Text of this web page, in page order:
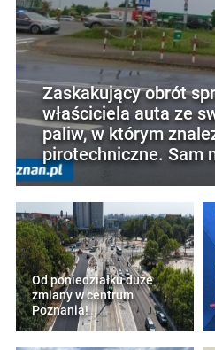
Zaskakujący obrót
właściciela auta ze
paliw, w którym
pirotechniczne. Sam
Od poniedziałku duże
zmiany w centrum
Poznania!